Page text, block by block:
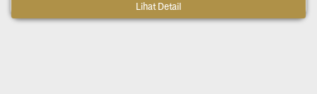
Lihat Detail